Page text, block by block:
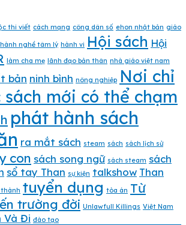
thi viết cách mạng công dân số ehon nhật bản giáo
hành nghề tâm lý hành vi Hội sách Hội
làm cha mẹ lãnh đạo bản thân nhà giáo việt nam
bản ninh bình nông nghiệp Nơi chỉ
mới có thể chạm
phát hành sách
ra mắt sách steam sách sách lịch sử
con sách song ngữ sách steam sách
sổ tay Than sự kiện talkshow Than
tuyển dụng tòa án Từ
trường đời Unlawfull Killings Việt Nam
Và Đi đào tạo